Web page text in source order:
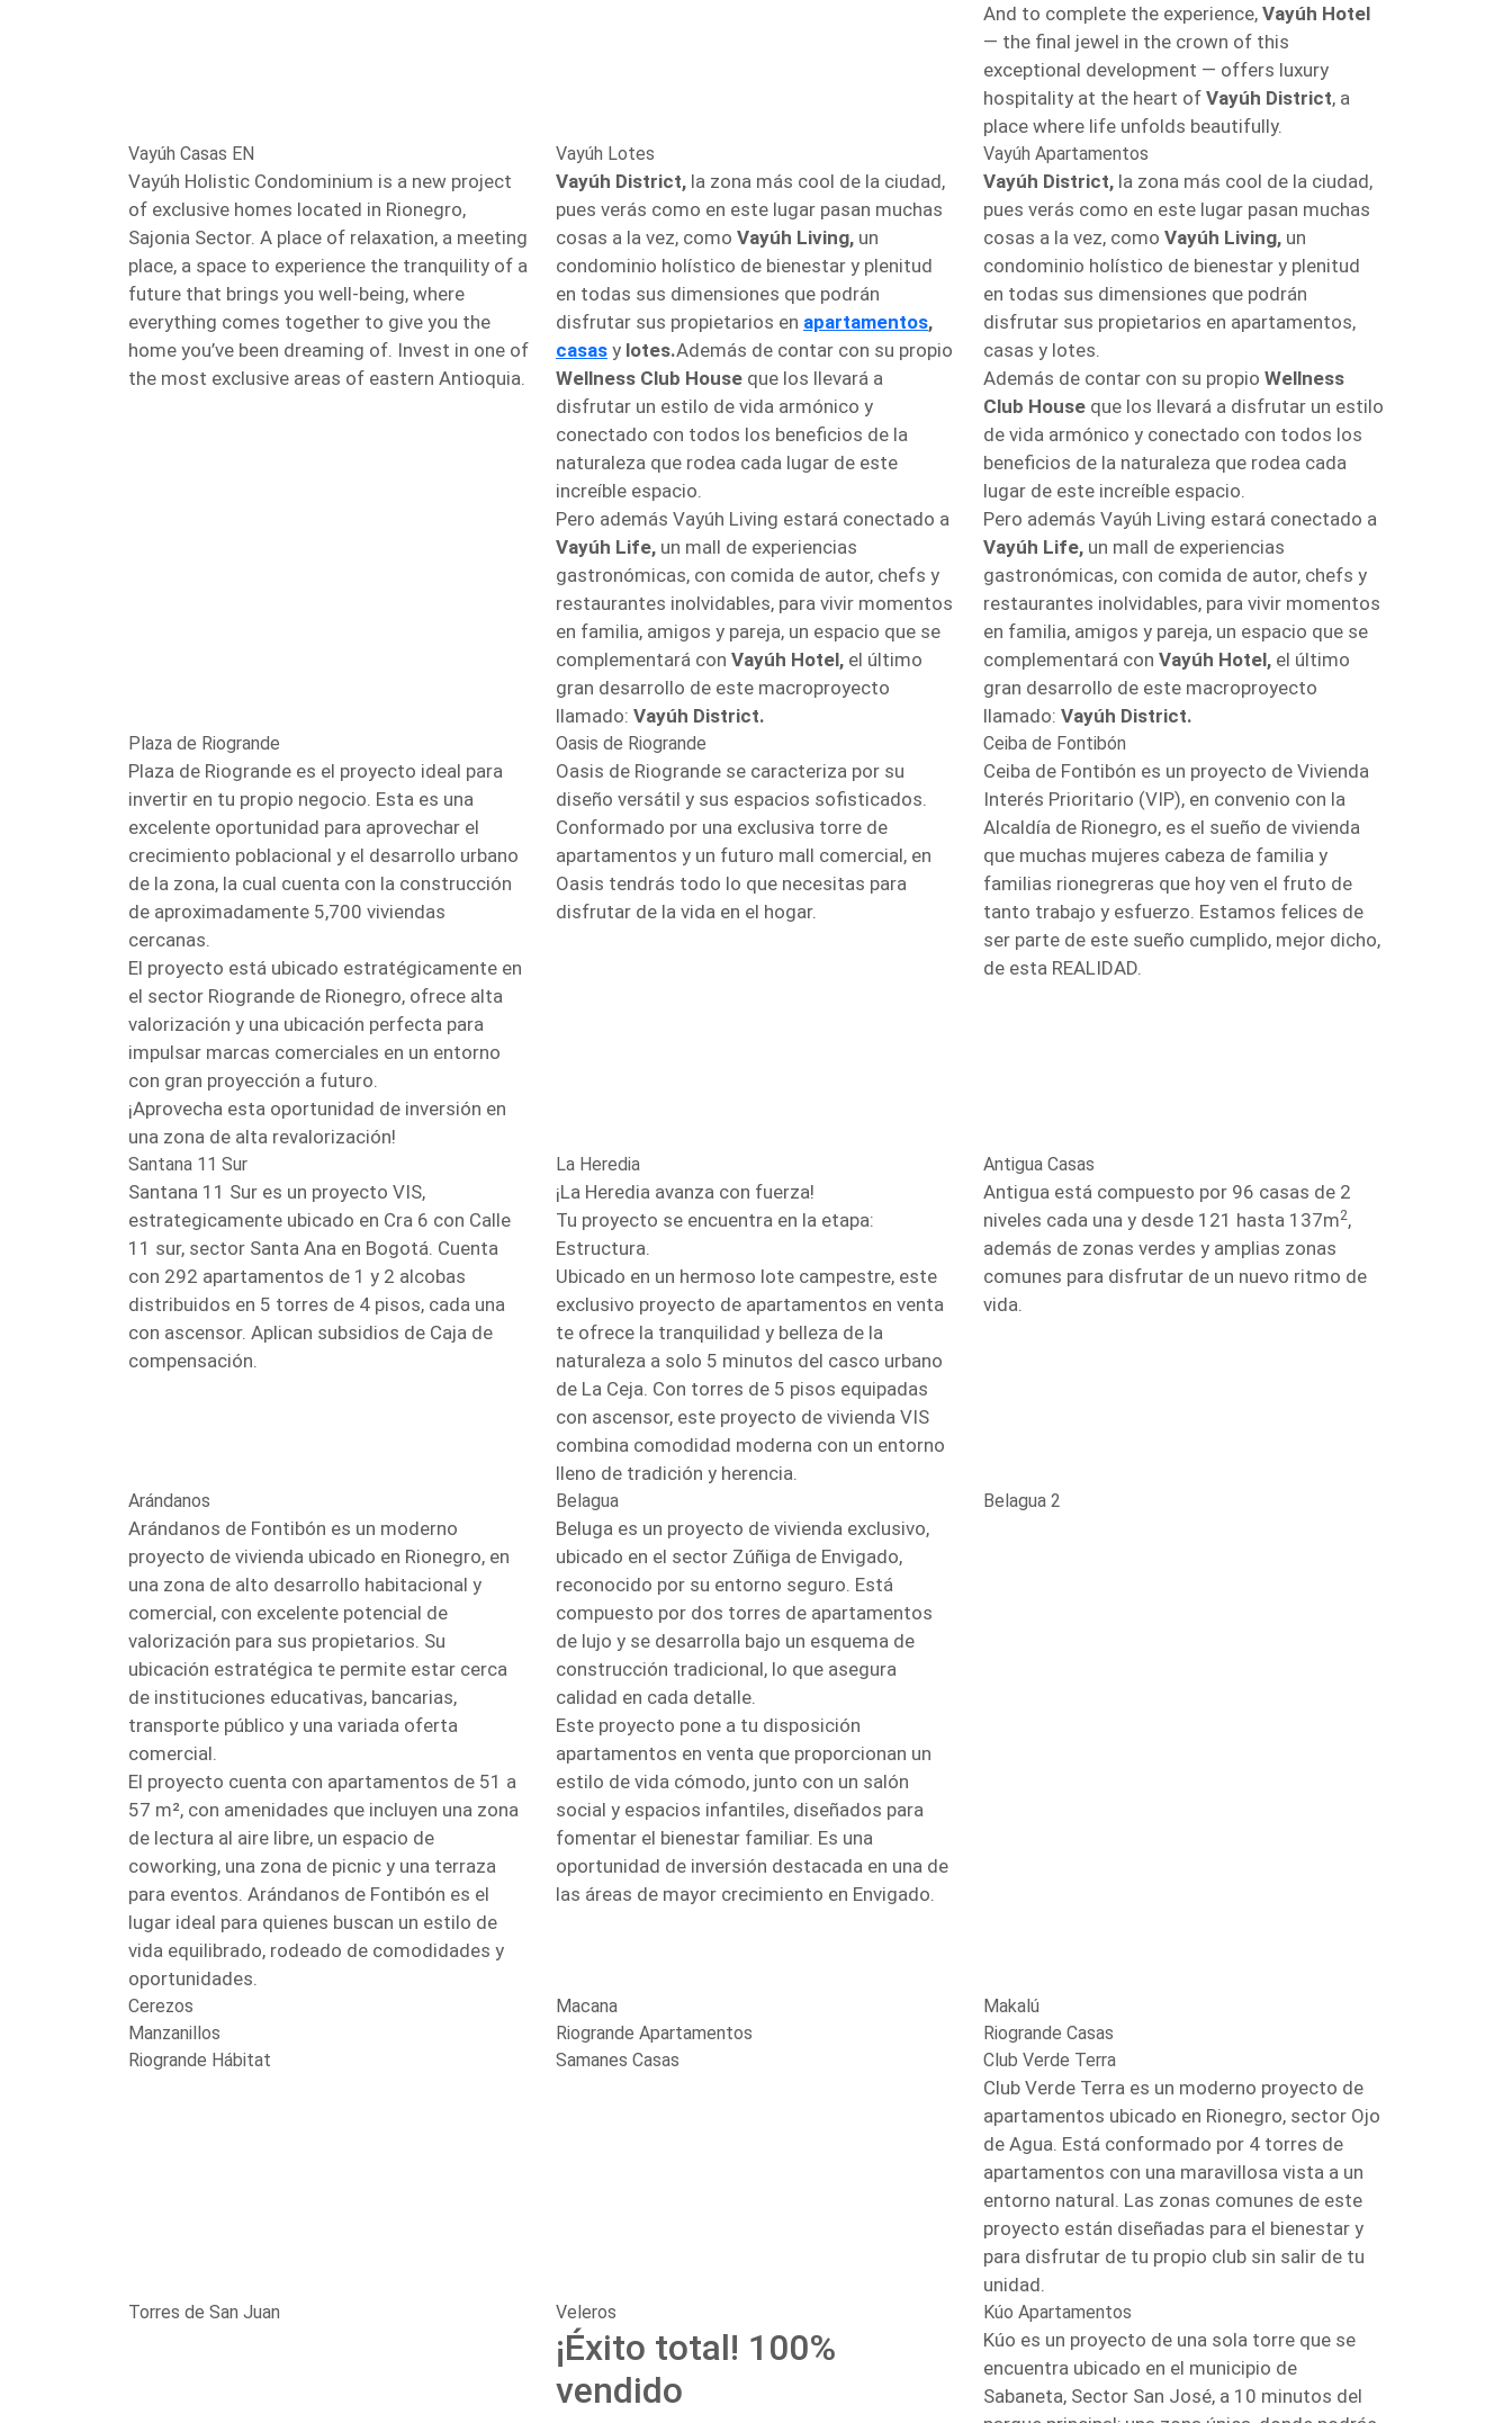
And to complete the experience, Vayúh Hotel
— the final jewel in the crown of this
exceptional development — offers luxury
hospitality at the heart of Vayúh District, a
place where life unfolds beautifully.
Vayúh Casas EN
Vayúh Holistic Condominium is a new project
of exclusive homes located in Rionegro,
Sajonia Sector. A place of relaxation, a meeting
place, a space to experience the tranquility of a
future that brings you well-being, where
everything comes together to give you the
home you’ve been dreaming of. Invest in one of
the most exclusive areas of eastern Antioquia.
Vayúh Lotes
Vayúh District, la zona más cool de la ciudad,
pues verás como en este lugar pasan muchas
cosas a la vez, como Vayúh Living, un
condominio holístico de bienestar y plenitud
en todas sus dimensiones que podrán
disfrutar sus propietarios en apartamentos,
casas y lotes.Además de contar con su propio
Wellness Club House que los llevará a
disfrutar un estilo de vida armónico y
conectado con todos los beneficios de la
naturaleza que rodea cada lugar de este
increíble espacio.
Pero además Vayúh Living estará conectado a
Vayúh Life, un mall de experiencias
gastronómicas, con comida de autor, chefs y
restaurantes inolvidables, para vivir momentos
en familia, amigos y pareja, un espacio que se
complementará con Vayúh Hotel, el último
gran desarrollo de este macroproyecto
llamado: Vayúh District.
Vayúh Apartamentos
Vayúh District, la zona más cool de la ciudad,
pues verás como en este lugar pasan muchas
cosas a la vez, como Vayúh Living, un
condominio holístico de bienestar y plenitud
en todas sus dimensiones que podrán
disfrutar sus propietarios en apartamentos,
casas y lotes.
Además de contar con su propio Wellness
Club House que los llevará a disfrutar un estilo
de vida armónico y conectado con todos los
beneficios de la naturaleza que rodea cada
lugar de este increíble espacio.
Pero además Vayúh Living estará conectado a
Vayúh Life, un mall de experiencias
gastronómicas, con comida de autor, chefs y
restaurantes inolvidables, para vivir momentos
en familia, amigos y pareja, un espacio que se
complementará con Vayúh Hotel, el último
gran desarrollo de este macroproyecto
llamado: Vayúh District.
Plaza de Riogrande
Plaza de Riogrande es el proyecto ideal para
invertir en tu propio negocio. Esta es una
excelente oportunidad para aprovechar el
crecimiento poblacional y el desarrollo urbano
de la zona, la cual cuenta con la construcción
de aproximadamente 5,700 viviendas
cercanas.
El proyecto está ubicado estratégicamente en
el sector Riogrande de Rionegro, ofrece alta
valorización y una ubicación perfecta para
impulsar marcas comerciales en un entorno
con gran proyección a futuro.
¡Aprovecha esta oportunidad de inversión en
una zona de alta revalorización!
Oasis de Riogrande
Oasis de Riogrande se caracteriza por su
diseño versátil y sus espacios sofisticados.
Conformado por una exclusiva torre de
apartamentos y un futuro mall comercial, en
Oasis tendrás todo lo que necesitas para
disfrutar de la vida en el hogar.
Ceiba de Fontibón
Ceiba de Fontibón es un proyecto de Vivienda
Interés Prioritario (VIP), en convenio con la
Alcaldía de Rionegro, es el sueño de vivienda
que muchas mujeres cabeza de familia y
familias rionegreras que hoy ven el fruto de
tanto trabajo y esfuerzo. Estamos felices de
ser parte de este sueño cumplido, mejor dicho,
de esta REALIDAD.
Santana 11 Sur
Santana 11 Sur es un proyecto VIS,
estrategicamente ubicado en Cra 6 con Calle
11 sur, sector Santa Ana en Bogotá. Cuenta
con 292 apartamentos de 1 y 2 alcobas
distribuidos en 5 torres de 4 pisos, cada una
con ascensor. Aplican subsidios de Caja de
compensación.
La Heredia
¡La Heredia avanza con fuerza!
Tu proyecto se encuentra en la etapa:
Estructura.
Ubicado en un hermoso lote campestre, este
exclusivo proyecto de apartamentos en venta
te ofrece la tranquilidad y belleza de la
naturaleza a solo 5 minutos del casco urbano
de La Ceja. Con torres de 5 pisos equipadas
con ascensor, este proyecto de vivienda VIS
combina comodidad moderna con un entorno
lleno de tradición y herencia.
Antigua Casas
Antigua está compuesto por 96 casas de 2
niveles cada una y desde 121 hasta 137m2,
además de zonas verdes y amplias zonas
comunes para disfrutar de un nuevo ritmo de
vida.
Arándanos
Arándanos de Fontibón es un moderno
proyecto de vivienda ubicado en Rionegro, en
una zona de alto desarrollo habitacional y
comercial, con excelente potencial de
valorización para sus propietarios. Su
ubicación estratégica te permite estar cerca
de instituciones educativas, bancarias,
transporte público y una variada oferta
comercial.
El proyecto cuenta con apartamentos de 51 a
57 m², con amenidades que incluyen una zona
de lectura al aire libre, un espacio de
coworking, una zona de picnic y una terraza
para eventos. Arándanos de Fontibón es el
lugar ideal para quienes buscan un estilo de
vida equilibrado, rodeado de comodidades y
oportunidades.
Belagua
Beluga es un proyecto de vivienda exclusivo,
ubicado en el sector Zúñiga de Envigado,
reconocido por su entorno seguro. Está
compuesto por dos torres de apartamentos
de lujo y se desarrolla bajo un esquema de
construcción tradicional, lo que asegura
calidad en cada detalle.
Este proyecto pone a tu disposición
apartamentos en venta que proporcionan un
estilo de vida cómodo, junto con un salón
social y espacios infantiles, diseñados para
fomentar el bienestar familiar. Es una
oportunidad de inversión destacada en una de
las áreas de mayor crecimiento en Envigado.
Belagua 2
Cerezos Macana
Makalú
Manzanillos
Riogrande Apartamentos
Riogrande Casas
Riogrande Hábitat
Samanes Casas Club Verde Terra
Club Verde Terra es un moderno proyecto de
apartamentos ubicado en Rionegro, sector Ojo
de Agua. Está conformado por 4 torres de
apartamentos con una maravillosa vista a un
entorno natural. Las zonas comunes de este
proyecto están diseñadas para el bienestar y
para disfrutar de tu propio club sin salir de tu
unidad.
Torres de San Juan Veleros
¡Éxito total! 100%
vendido
Kúo Apartamentos
Kúo es un proyecto de una sola torre que se
encuentra ubicado en el municipio de
Sabaneta, Sector San José, a 10 minutos del